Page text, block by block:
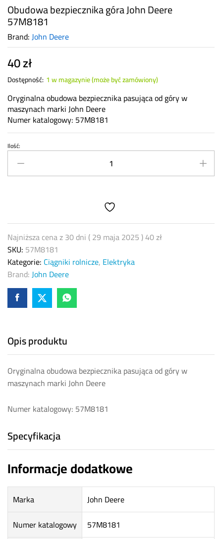
Obudowa bezpiecznika góra John Deere
57M8181
Brand:John Deere
40zł
Dostępność: 1 w magazynie (może być zamówiony)
Oryginalna obudowa bezpiecznika pasująca od góry w
maszynach marki John Deere
Numer katalogowy: 57M8181
Obudowa
bezpiecznika
góra
quantity
Ilość:
Najniższa cena z 30 dni (29 maja 2025)40zł
SKU: 57M8181
Kategorie: Ciągniki rolnicze, Elektryka
Brand:John Deere
Opis produktu
Oryginalna obudowa bezpiecznika pasująca od góry w
maszynach marki John Deere
Numer katalogowy: 57M8181
Specyfikacja
Informacje dodatkowe
Marka
John Deere
Numer katalogowy
57M8181